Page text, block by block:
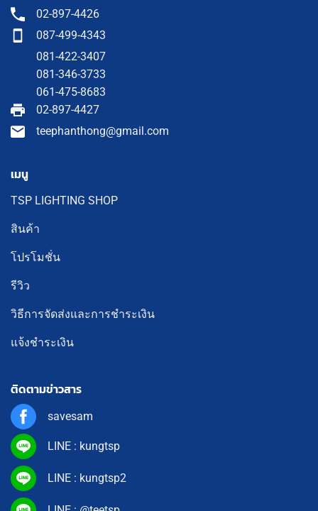
02-897-4426
087-499-4343
081-422-3407
081-346-3733
061-475-8683
02-897-4427
teephanthong@gmail.com
เมนู
TSP LIGHTING SHOP
สินค้า
โปรโมชั่น
รีวิว
วิธีการจัดส่งและการชำระเงิน
แจ้งชำระเงิน
ติดตามข่าวสาร
savesam
LINE : kungtsp
LINE : kungtsp2